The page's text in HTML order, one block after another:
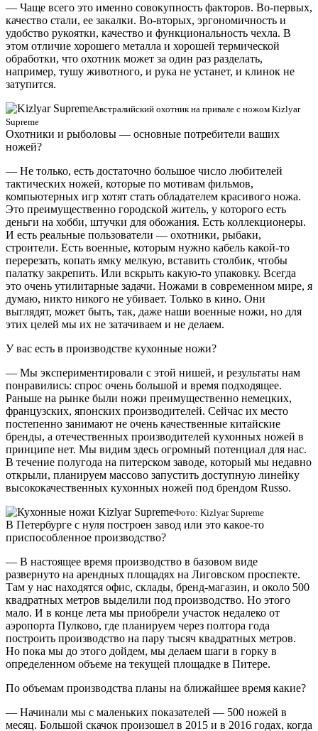
— Чаще всего это именно совокупность факторов. Во-первых,
качество стали, ее закалки. Во-вторых, эргономичность и
удобство рукоятки, качество и функциональность чехла. В
этом отличие хорошего металла и хорошей термической
обработки, что охотник может за один раз разделать,
например, тушу животного, и рука не устанет, и клинок не
затупится.
Австралийский охотник на привале с ножом Kizlyar
Supreme
Охотники и рыболовы — основные потребители ваших
ножей?
— Не только, есть достаточно большое число любителей
тактических ножей, которые по мотивам фильмов,
компьютерных игр хотят стать обладателем красивого ножа.
Это преимущественно городской житель, у которого есть
деньги на хобби, штучки для обожания. Есть коллекционеры.
И есть реальные пользователи — охотники, рыбаки,
строители. Есть военные, которым нужно кабель какой-то
перерезать, копать ямку мелкую, вставить столбик, чтобы
палатку закрепить. Или вскрыть какую-то упаковку. Всегда
это очень утилитарные задачи. Ножами в современном мире, я
думаю, никто никого не убивает. Только в кино. Они
выглядят, может быть, так, даже наши военные ножи, но для
этих целей мы их не затачиваем и не делаем.
У вас есть в производстве кухонные ножи?
— Мы экспериментировали с этой нишей, и результаты нам
понравились: спрос очень большой и время подходящее.
Раньше на рынке были ножи преимущественно немецких,
французских, японских производителей. Сейчас их место
постепенно занимают не очень качественные китайские
бренды, а отечественных производителей кухонных ножей в
принципе нет. Мы видим здесь огромный потенциал для нас.
В течение полугода на питерском заводе, который мы недавно
открыли, планируем массово запустить доступную линейку
высококачественных кухонных ножей под брендом Russo.
Фото: Kizlyar Supreme
В Петербурге с нуля построен завод или это какое-то
приспособленное производство?
— В настоящее время производство в базовом виде
развернуто на арендных площадях на Лиговском проспекте.
Там у нас находятся офис, склады, бренд-магазин, и около 500
квадратных метров выделили под производство. Но этого
мало. И в конце лета мы приобрели участок недалеко от
аэропорта Пулково, где планируем через полтора года
построить производство на пару тысяч квадратных метров.
Но пока мы до этого дойдем, мы делаем шаги в горку в
определенном объеме на текущей площадке в Питере.
По объемам производства планы на ближайшее время какие?
— Начинали мы с маленьких показателей — 500 ножей в
месяц. Большой скачок произошел в 2015 и в 2016 годах, когда